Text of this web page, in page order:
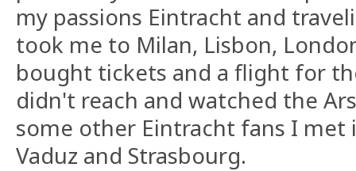
my passions Eintracht and
took me to Milan, Lisbon,
bought tickets and a flight for
didn't reach and watched the
some other Eintracht fans I met
Vaduz and Strasbourg.